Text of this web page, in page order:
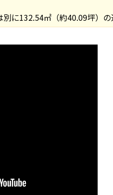
に132.54㎡（約40.09坪）の